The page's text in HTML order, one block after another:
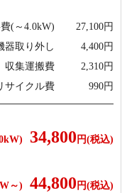
(～4.0kW) 27,100円
器取り外し
4,400円
収集運搬費
2,310円
サイクル費
990円
34,800 円(税込)
～)
44,800 円(税込)